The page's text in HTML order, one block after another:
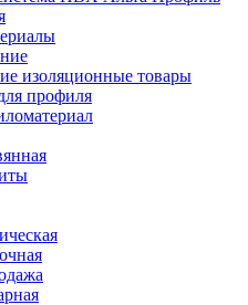
изоляционные товары
профиля